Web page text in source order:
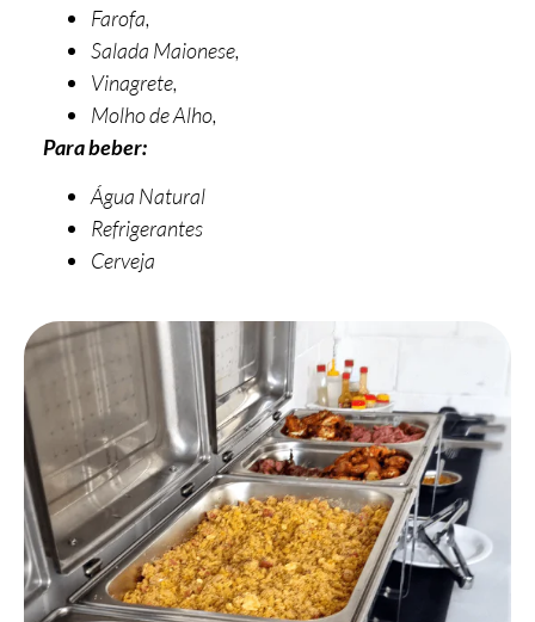
Farofa,
Salada Maionese,
Vinagrete,
Molho de Alho,
Para beber:
Água Natural
Refrigerantes
Cerveja